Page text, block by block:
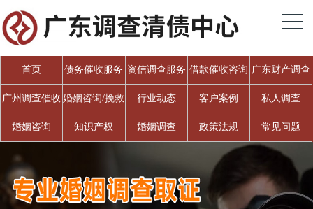
首页 债务催收服务 资信调查服务 借款催收咨询 广东财产调查
广州调查催收 婚姻咨询/挽救
婚姻
行业动态 客户案例 私人调查
婚姻咨询 知识产权 婚姻调查 政策法规 常见问题